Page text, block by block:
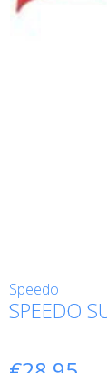
Speedo
SPEEDO